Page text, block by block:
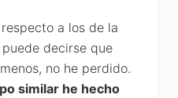
a los de la
decirse que
no he perdido.
similar he hecho